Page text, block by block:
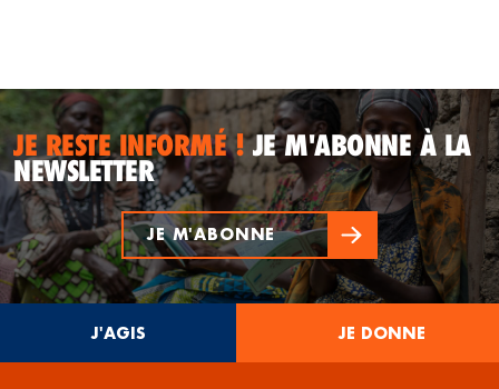
JE RESTE INFORMÉ !JE M'ABONNE À LA
NEWSLETTER
JE M'ABONNE
J'AGIS JE DONNE